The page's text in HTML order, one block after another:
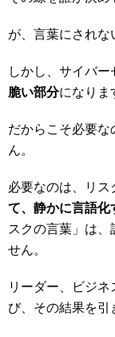
が、言葉にされな
しかし、サイバー
脆い部分になりま
だからこそ必要
ん。
必要なのは、リス
て、静かに言語化
スクの言葉」は、
せん。
リーダー、ビジ
び、その結果を引